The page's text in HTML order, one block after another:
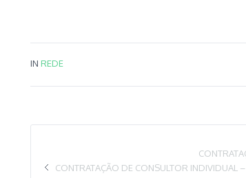
de Coordenação Pedagógica. As
condições de participação estão
Manifestação de Interesse e
condições
descritas
Termo de
IN REDE
CONTRATAÇÃO DE CONSULTOR INDIVIDUAL